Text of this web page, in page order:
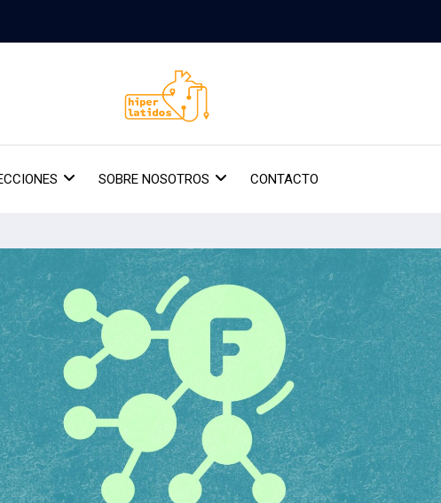
SOBRE NOSOTROS CONTACTO